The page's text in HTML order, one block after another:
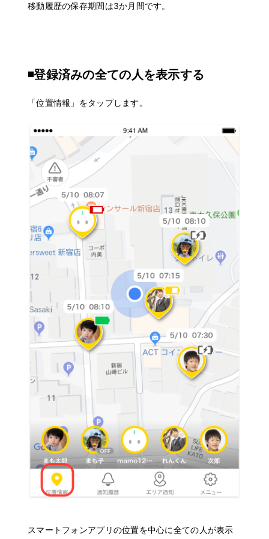
移動履歴の保存期間は3か月間です。
◾️登録済みの全ての人を表示する
「位置情報」をタップします。
スマートフォンアプリの位置を中心に全ての人が表示